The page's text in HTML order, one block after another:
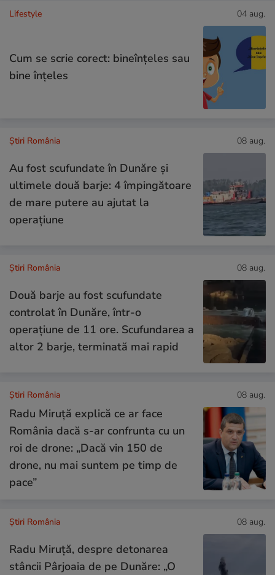
Lifestyle 04 aug.
Cum se scrie corect: bineînțeles sau
bine înțeles
Știri România 08 aug.
Au fost scufundate în Dunăre și
ultimele două barje: 4 împingătoare
de mare putere au ajutat la
operațiune
Știri România 08 aug.
Două barje au fost scufundate
controlat în Dunăre, într-o
operațiune de 11 ore. Scufundarea a
altor 2 barje, terminată mai rapid
Știri România 08 aug.
Radu Miruță explică ce ar face
România dacă s-ar confrunta cu un
roi de drone: „Dacă vin 150 de
drone, nu mai suntem pe timp de
pace”
Știri România 08 aug.
Radu Miruță, despre detonarea
stâncii Pârjoaia de pe Dunăre: „O